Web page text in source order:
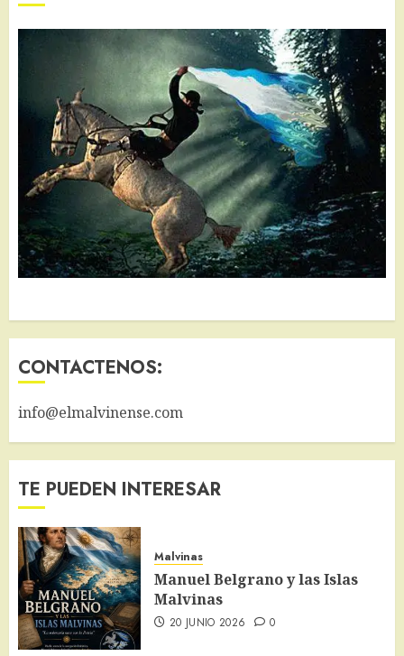
CONTACTENOS:
info@elmalvinense.com
TE PUEDEN INTERESAR
Malvinas
Manuel Belgrano y las Islas
Malvinas
20 JUNIO 2026 0